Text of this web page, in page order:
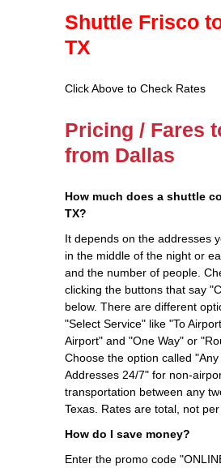
Shuttle Frisco
TX
Click Above to Check Rates
Pricing / Fares
from Dallas
How much does a shuttle
TX?
It depends on the addresses
in the middle of the night or
and the number of people.
clicking the buttons that say
below. There are different
"Select Service" like "To
Airport" and "One Way" or
Choose the option called "Any
Addresses 24/7" for non-
transportation between any
Texas. Rates are total, not per
How do I save money?
Enter the promo code